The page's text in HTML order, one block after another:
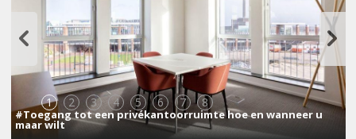
1 2 3 4 5 6 7 8
#Toegang tot een privékantoorruimte hoe en wanneer u
maar wilt